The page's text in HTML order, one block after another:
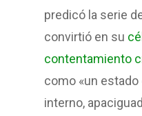
predicó la serie
convirtió en su
contentamiento
como «un
interno,